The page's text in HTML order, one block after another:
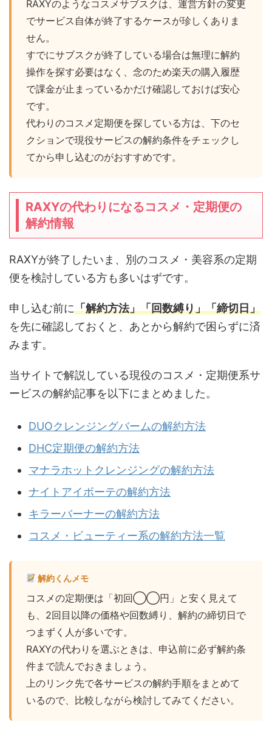
RAXYのようなコスメサブスクは、運営方針の変更
でサービス自体が終了するケースが珍しくありま
せん。
すでにサブスクが終了している場合は無理に解約
操作を探す必要はなく、念のため楽天の購入履歴
で課金が止まっているかだけ確認しておけば安心
です。
代わりのコスメ定期便を探している方は、下のセ
クションで現役サービスの解約条件をチェックし
てから申し込むのがおすすめです。
RAXYの代わりになるコスメ・定期便の
解約情報
RAXYが終了したいま、別のコスメ・美容系の定期
便を検討している方も多いはずです。
申し込む前に「解約方法」「回数縛り」「締切日」
を先に確認しておくと、あとから解約で困らずに済
みます。
当サイトで解説している現役のコスメ・定期便系サ
ービスの解約記事を以下にまとめました。
DUOクレンジングバームの解約方法
DHC定期便の解約方法
マナラホットクレンジングの解約方法
ナイトアイボーテの解約方法
キラーバーナーの解約方法
コスメ・ビューティー系の解約方法一覧
解約くんメモ
コスメの定期便は「初回◯◯円」と安く見えて
も、2回目以降の価格や回数縛り、解約の締切日で
つまずく人が多いです。
RAXYの代わりを選ぶときは、申込前に必ず解約条
件まで読んでおきましょう。
上のリンク先で各サービスの解約手順をまとめて
いるので、比較しながら検討してみてください。